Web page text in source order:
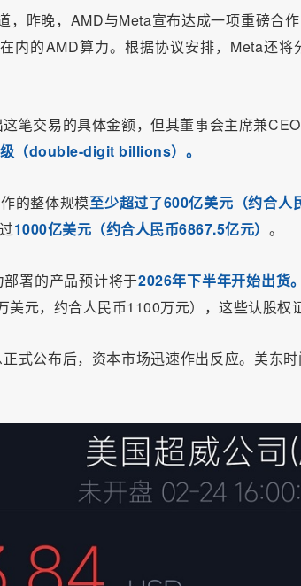
，昨晚，AMD与Meta宣布达成一项重磅合
在内的AMD算力。根据协议安排，Meta还将
笔交易的具体金额，但其董事会主席兼
（double-digit billions）。
的整体规模至少超过了600亿美元（约合人
1000亿美元（约合人民币6867.5亿元） 。
署的产品预计将于2026年下半年开始出货。
美元，约合人民币1100万元），这些认股权
式公布后，资本市场迅速作出反应。美东